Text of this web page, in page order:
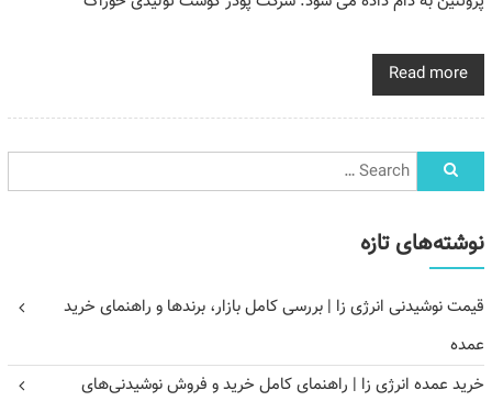
Read more
نوشته‌های تازه
قیمت نوشیدنی انرژی زا | بررسی کامل بازار، برندها و راهنمای خرید
عمده
خرید عمده انرژی زا | راهنمای کامل خرید و فروش نوشیدنی‌های